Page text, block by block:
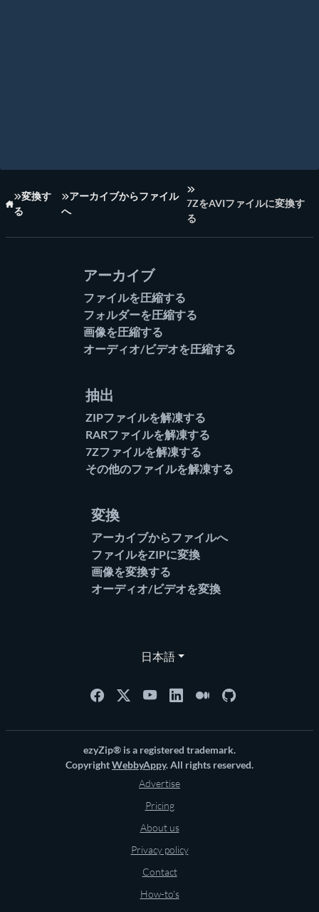
ホーム
変換す
る
アーカイブからファイル
へ
7ZをAVIファイルに変換す
る
アーカイブ
ファイルを圧縮する
フォルダーを圧縮する
画像を圧縮する
オーディオ/ビデオを圧縮する
抽出
ZIPファイルを解凍する
RARファイルを解凍する
7Zファイルを解凍する
その他のファイルを解凍する
変換
アーカイブからファイルへ
ファイルをZIPに変換
画像を変換する
オーディオ/ビデオを変換
日本語
ezyZip® is a registered trademark.
CopyrightWebbyAppy. All rights reserved.
Advertise
Pricing
About us
Privacy policy
Contact
How-to's